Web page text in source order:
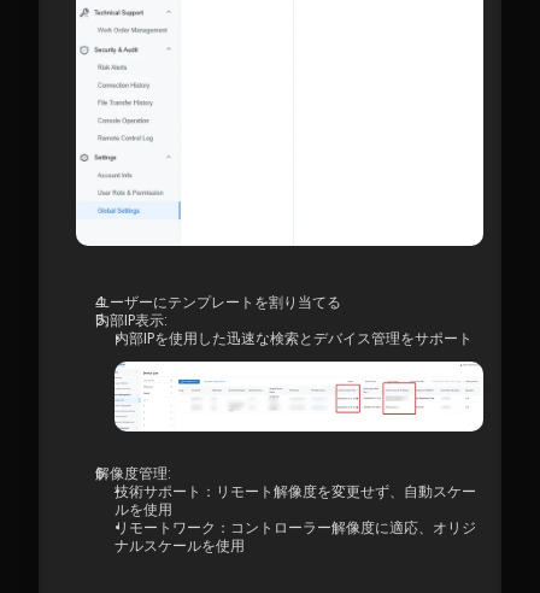
ユーザーにテンプレートを割り当てる
内部IP表示:
内部IPを使用した迅速な検索とデバイス管理をサポート
解像度管理:
技術サポート：リモート解像度を変更せず、自動スケー
ルを使用
リモートワーク：コントローラー解像度に適応、オリジ
ナルスケールを使用